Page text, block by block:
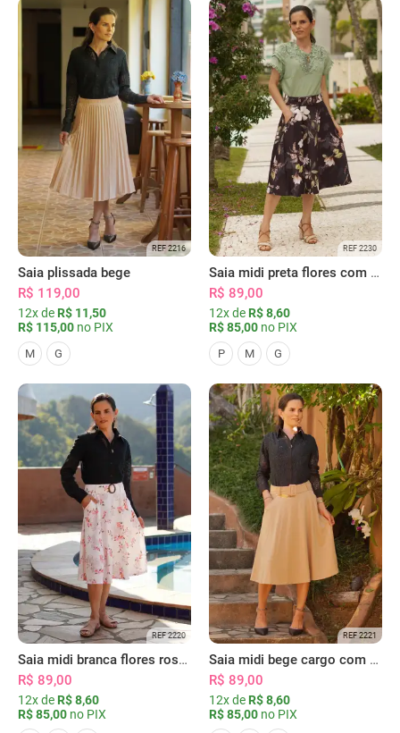
REF 2216
Saia plissada bege
R$ 119,00
12x de R$ 11,50
R$ 115,00 no PIX
M G
REF 2230
Saia midi preta flores com bolsos
R$ 89,00
12x de R$ 8,60
R$ 85,00 no PIX
P M G
REF 2220
Saia midi branca flores rosas com bolsos
R$ 89,00
12x de R$ 8,60
R$ 85,00 no PIX
REF 2221
Saia midi bege cargo com bolsos
R$ 89,00
12x de R$ 8,60
R$ 85,00 no PIX